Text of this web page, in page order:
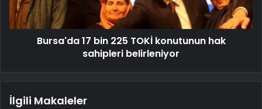
Bursa'da 17 bin 225 TOKİ konutunun hak
sahipleri belirleniyor
İlgili Makaleler